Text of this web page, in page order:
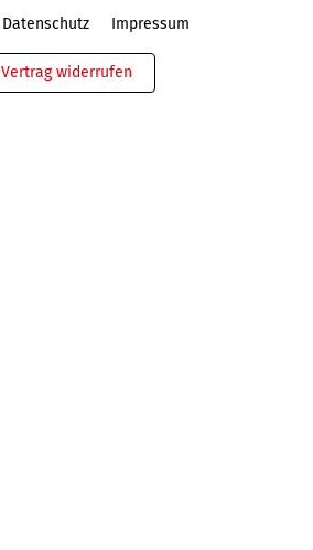
Datenschutz Impressum
Vertrag widerrufen